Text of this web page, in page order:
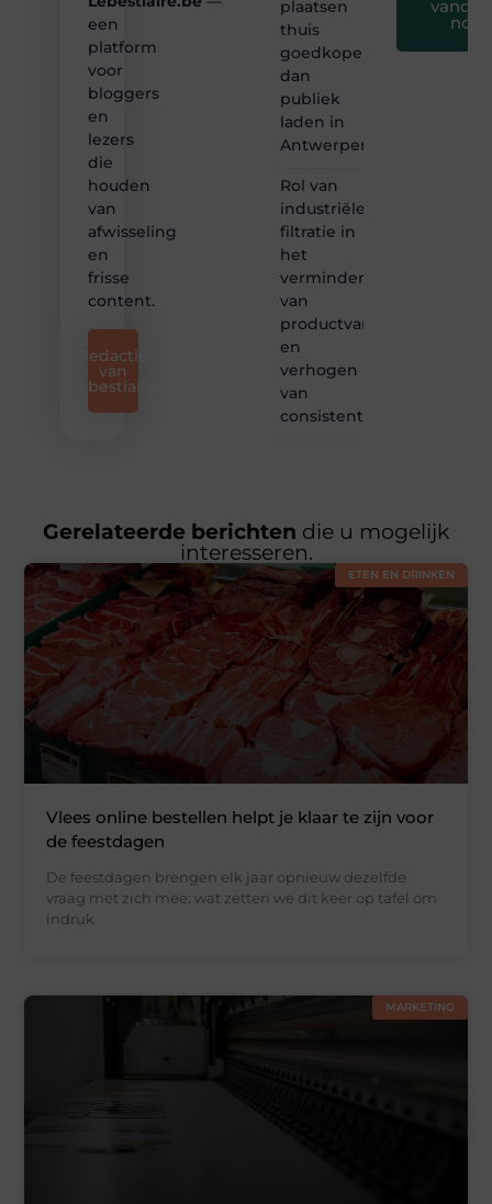
een
platform
voor
bloggers
en
lezers
die
houden
van
afwisseling
en
frisse
content.
Redactie
van
Lebestiaire
plaatsen
thuis
goedkoper
dan
publiek
laden in
Antwerpen?
Rol van
industriële
filtratie in
het
verminderen
van
productvariatie
en
verhogen
van
consistentie
nog
Gerelateerde berichten die u mogelijk
interesseren.
ETEN EN DRINKEN
Vlees online bestellen helpt je klaar te zijn voor
de feestdagen
De feestdagen brengen elk jaar opnieuw dezelfde
vraag met zich mee: wat zetten we dit keer op tafel om
indruk
MARKETING